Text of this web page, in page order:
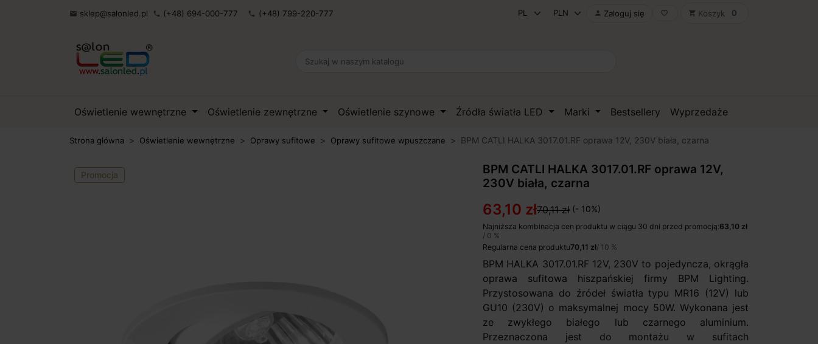
 sklep@salonled.pl phone (+48) 694-000-777 phone (+48) 799-220-777  Zaloguj się favorite_border shopping_cart Koszyk 0
Oświetlenie wewnętrzne Oświetlenie zewnętrzne Oświetlenie szynowe Źródła światła LED Marki Bestsellery Wyprzedaże
Strona główna Oświetlenie wewnętrzne Oprawy sufitowe Oprawy sufitowe wpuszczane BPM CATLI HALKA 3017.01.RF oprawa 12V, 230V biała, czarna
Promocja
BPM CATLI HALKA 3017.01.RF oprawa 12V,
230V biała, czarna
63,10 zł70,11 zł (- 10%)
Najniższa kombinacja cen produktu w ciągu 30 dni przed promocją:63,10 zł
/ 0 %
Regularna cena produktu70,11 zł/ 10 %
BPM HALKA 3017.01.RF 12V, 230V to pojedyncza, okrągła
oprawa sufitowa hiszpańskiej firmy BPM Lighting.
Przystosowana do źródeł światła typu MR16 (12V) lub
GU10 (230V) o maksymalnej mocy 50W. Wykonana jest
ze zwykłego białego lub czarnego aluminium.
Przeznaczona jest do montażu w sufitach